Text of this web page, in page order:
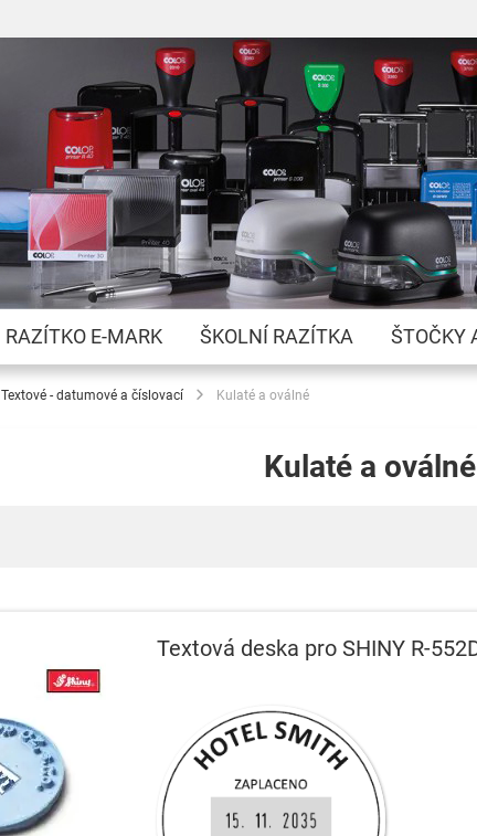
Přejít
na
obsah
RAZÍTKO E-MARK ŠKOLNÍ RAZÍTKA ŠTOČKY
Textové - datumové a číslovací Kulaté a oválné
Kulaté a oválné
Textová deska pro SHINY R-